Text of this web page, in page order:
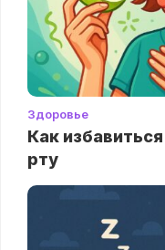
Здоровье
Как
рту